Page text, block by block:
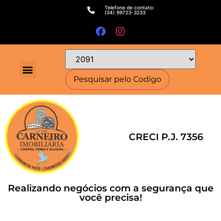
Telefone de contato:
(34) 99723-3233
CRECI P.J. 7356
Realizando negócios com a segurança que
você precisa!